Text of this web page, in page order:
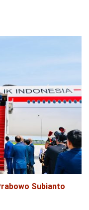
Subianto